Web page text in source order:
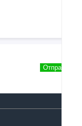
Отправить